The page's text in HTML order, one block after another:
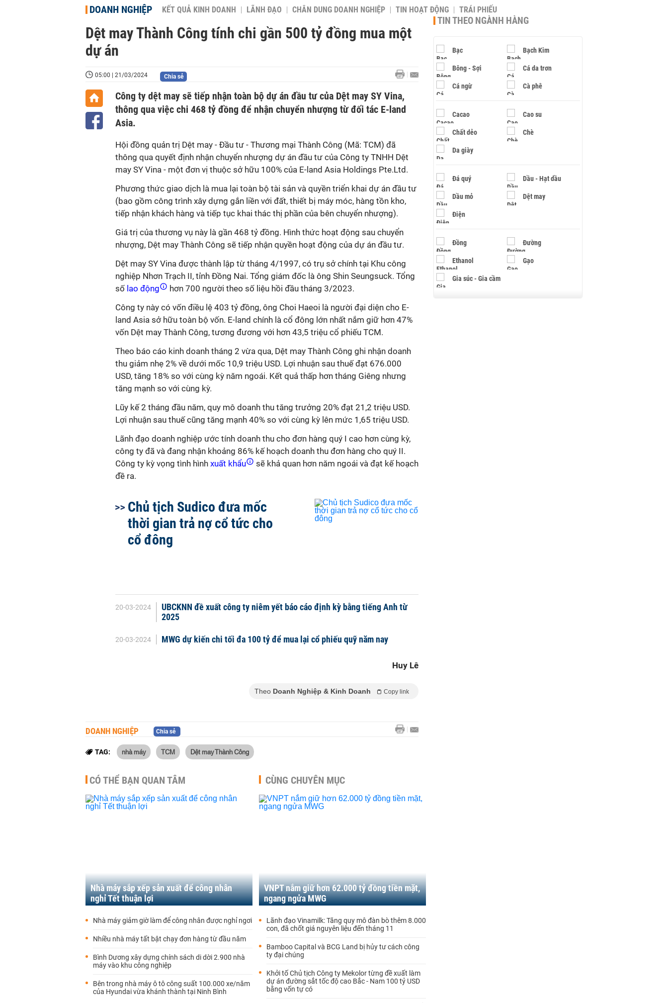
DOANH NGHIỆP KẾT QUẢ KINH DOANH LÃNH ĐẠO CHÂN DUNG DOANH NGHIỆP TIN HOẠT ĐỘNG TRÁI PHIẾU
Dệt may Thành Công tính chi gần 500 tỷ đồng mua một
dự án
05:00 | 21/03/2024 Chia sẻ
Công ty dệt may sẽ tiếp nhận toàn bộ dự án đầu tư của Dệt may SY Vina,
thông qua việc chi 468 tỷ đồng để nhận chuyển nhượng từ đối tác E-land
Asia.
Hội đồng quản trị Dệt may - Đầu tư - Thương mại Thành Công (Mã: TCM) đã
thông qua quyết định nhận chuyển nhượng dự án đầu tư của Công ty TNHH Dệt
may SY Vina - một đơn vị thuộc sở hữu 100% của E-land Asia Holdings Pte.Ltd.
Phương thức giao dịch là mua lại toàn bộ tài sản và quyền triển khai dự án đầu tư
(bao gồm công trình xây dựng gắn liền với đất, thiết bị máy móc, hàng tồn kho,
tiếp nhận khách hàng và tiếp tục khai thác thị phần của bên chuyển nhượng).
Giá trị của thương vụ này là gần 468 tỷ đồng. Hình thức hoạt động sau chuyển
nhượng, Dệt may Thành Công sẽ tiếp nhận quyền hoạt động của dự án đầu tư.
Dệt may SY Vina được thành lập từ tháng 4/1997, có trụ sở chính tại Khu công
nghiệp Nhơn Trạch II, tỉnh Đồng Nai. Tổng giám đốc là ông Shin Seungsuck. Tổng
số lao động
hơn 700 người theo số liệu hồi đầu tháng 3/2023.
Công ty này có vốn điều lệ 403 tỷ đồng, ông Choi Haeoi là người đại diện cho E-
land Asia sở hữu toàn bộ vốn. E-land chính là cổ đông lớn nhất nắm giữ hơn 47%
vốn Dệt may Thành Công, tương đương với hơn 43,5 triệu cổ phiếu TCM.
Theo báo cáo kinh doanh tháng 2 vừa qua, Dệt may Thành Công ghi nhận doanh
thu giảm nhẹ 2% về dưới mốc 10,9 triệu USD. Lợi nhuận sau thuế đạt 676.000
USD, tăng 18% so với cùng kỳ năm ngoái. Kết quả thấp hơn tháng Giêng nhưng
tăng mạnh so với cùng kỳ.
Lũy kế 2 tháng đầu năm, quy mô doanh thu tăng trưởng 20% đạt 21,2 triệu USD.
Lợi nhuận sau thuế cũng tăng mạnh 40% so với cùng kỳ lên mức 1,65 triệu USD.
Lãnh đạo doanh nghiệp ước tính doanh thu cho đơn hàng quý I cao hơn cùng kỳ,
công ty đã và đang nhận khoảng 86% kế hoạch doanh thu đơn hàng cho quý II.
Công ty kỳ vọng tình hình xuất khẩu
sẽ khả quan hơn năm ngoái và đạt kế hoạch
đề ra.
Chủ tịch Sudico đưa mốc
thời gian trả nợ cổ tức cho
cổ đông
20-03-2024
UBCKNN đề xuất công ty niêm yết báo cáo định kỳ bằng tiếng Anh từ
2025
20-03-2024 MWG dự kiến chi tối đa 100 tỷ để mua lại cổ phiếu quỹ năm nay
Huy Lê
Theo Doanh Nghiệp & Kinh Doanh Copy link
DOANH NGHIỆP Chia sẻ
TAG: nhà máy TCM Dệt may Thành Công
CÓ THỂ BẠN QUAN TÂM
Nhà máy sắp xếp sản xuất để công nhân
nghỉ Tết thuận lợi
Nhà máy giảm giờ làm để công nhân được nghỉ ngơi
Nhiều nhà máy tất bật chạy đơn hàng từ đầu năm
Bình Dương xây dựng chính sách di dời 2.900 nhà
máy vào khu công nghiệp
Bên trong nhà máy ô tô công suất 100.000 xe/năm
của Hyundai vừa khánh thành tại Ninh Bình
CÙNG CHUYÊN MỤC
VNPT nắm giữ hơn 62.000 tỷ đồng tiền mặt,
ngang ngửa MWG
Lãnh đạo Vinamilk: Tăng quy mô đàn bò thêm 8.000
con, đã chốt giá nguyên liệu đến tháng 11
Bamboo Capital và BCG Land bị hủy tư cách công
ty đại chúng
Khởi tố Chủ tịch Công ty Mekolor từng đề xuất làm
dự án đường sắt tốc độ cao Bắc - Nam 100 tỷ USD
bằng vốn tự có
TIN THEO NGÀNH HÀNG
Bạc Bạch Kim
Bông - Sợi Cá da trơn
Cá ngừ Cà phê
Cacao Cao su
Chất dẻo Chè
Da giày
Đá quý Dầu - Hạt dầu
Dầu mỏ Dệt may
Điện
Đồng Đường
Ethanol Gạo
Gia súc - Gia cầm